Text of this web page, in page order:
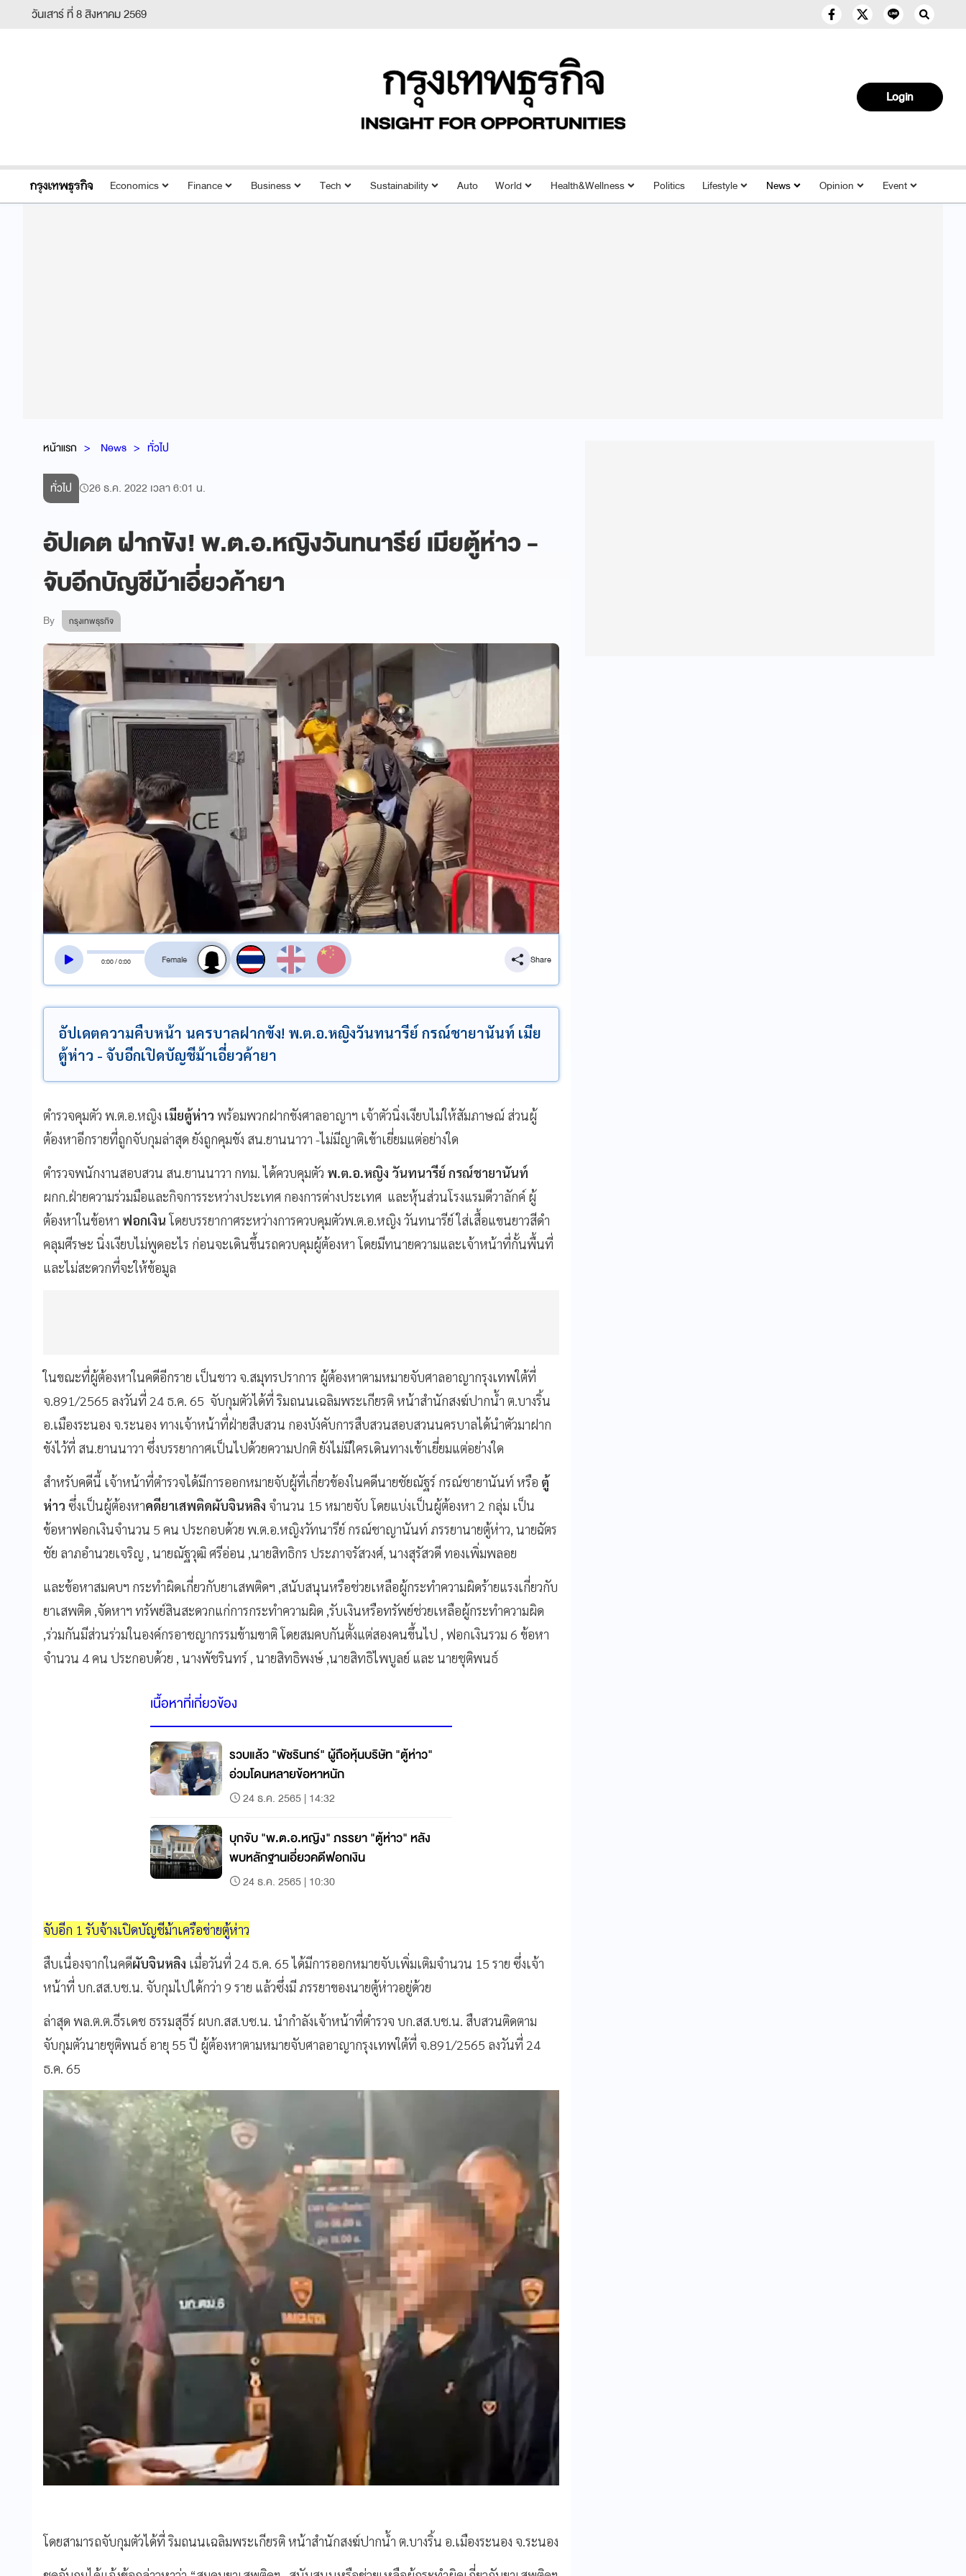
วันเสาร์ ที่ 8 สิงหาคม 2569
Login
Economics Finance Business Tech Sustainability Auto World Health&Wellness Politics Lifestyle News Opinion Event
หน้าแรก News ทั่วไป
ทั่วไป 26 ธ.ค. 2022 เวลา 6:01 น.
อัปเดต ฝากขัง! พ.ต.อ.หญิงวันทนารีย์ เมียตู้ห่าว -
จับอีกบัญชีม้าเอี่ยวค้ายา
By กรุงเทพธุรกิจ
0:00/0:00
สลับเสียงอ่าน
Share
อัปเดตความคืบหน้า นครบาลฝากขัง! พ.ต.อ.หญิงวันทนารีย์ กรณ์ชายานันท์ เมีย
ตู้ห่าว - จับอีกเปิดบัญชีม้าเอี่ยวค้ายา
ตำรวจคุมตัว พ.ต.อ.หญิง เมียตู้ห่าว พร้อมพวกฝากขังศาลอาญาฯ เจ้าตัวนิ่งเงียบไม่ให้สัมภาษณ์ ส่วนผู้
ต้องหาอีกรายที่ถูกจับกุมล่าสุด ยังถูกคุมขัง สน.ยานนาวา -ไม่มีญาติเข้าเยี่ยมแต่อย่างใด
ตำรวจพนักงานสอบสวน สน.ยานนาวา กทม. ได้ควบคุมตัว พ.ต.อ.หญิง วันทนารีย์ กรณ์ชายานันท์
ผกก.ฝ่ายความร่วมมือและกิจการระหว่างประเทศ กองการต่างประเทศ และหุ้นส่วนโรงแรมดีวาลักค์ ผู้
ต้องหาในข้อหา ฟอกเงินโดยบรรยากาศระหว่างการควบคุมตัวพ.ต.อ.หญิง วันทนารีย์ ใส่เสื้อแขนยาวสีดำ
คลุมศีรษะ นิ่งเงียบไม่พูดอะไร ก่อนจะเดินขึ้นรถควบคุมผู้ต้องหา โดยมีทนายความและเจ้าหน้าที่กั้นพื้นที่
และไม่สะดวกที่จะให้ข้อมูล
ในขณะที่ผู้ต้องหาในคดีอีกราย เป็นชาว จ.สมุทรปราการ ผู้ต้องหาตามหมายจับศาลอาญากรุงเทพใต้ที่
จ.891/2565 ลงวันที่ 24 ธ.ค. 65 จับกุมตัวได้ที่ ริมถนนเฉลิมพระเกียรติ หน้าสำนักสงฆ์ปากน้ำ ต.บางริ้น
อ.เมืองระนอง จ.ระนอง ทางเจ้าหน้าที่ฝ่ายสืบสวน กองบังคับการสืบสวนสอบสวนนครบาลได้นำตัวมาฝาก
ขังไว้ที่ สน.ยานนาวา ซึ่งบรรยากาศเป็นไปด้วยความปกติ ยังไม่มีใครเดินทางเข้าเยี่ยมแต่อย่างใด
สำหรับคดีนี้ เจ้าหน้าที่ตำรวจได้มีการออกหมายจับผู้ที่เกี่ยวข้องในคดีนายชัยณัฐร์ กรณ์ชายานันท์ หรือ ตู้
ห่าว ซึ่งเป็นผู้ต้องหาคดียาเสพติดผับจินหลิง จำนวน 15 หมายจับ โดยแบ่งเป็นผู้ต้องหา 2 กลุ่ม เป็น
ข้อหาฟอกเงินจำนวน 5 คน ประกอบด้วย พ.ต.อ.หญิงวัทนารีย์ กรณ์ชาญานันท์ ภรรยานายตู้ห่าว, นายฉัตร
ชัย ลาภอำนวยเจริญ , นายณัฐวุฒิ ศรีอ่อน ,นายสิทธิกร ประภาจรัสวงศ์, นางสุรัสวดี ทองเพิ่มพลอย
และข้อหาสมคบฯ กระทำผิดเกี่ยวกับยาเสพติดฯ ,สนับสนุนหรือช่วยเหลือผู้กระทำความผิดร้ายแรงเกี่ยวกับ
ยาเสพติด ,จัดหาฯ ทรัพย์สินสะดวกแก่การกระทำความผิด ,รับเงินหรือทรัพย์ช่วยเหลือผู้กระทำความผิด
,ร่วมกันมีส่วนร่วมในองค์กรอาชญากรรมข้ามขาติ โดยสมคบกันตั้งแต่สองคนขึ้นไป , ฟอกเงินรวม 6 ข้อหา
จำนวน 4 คน ประกอบด้วย , นางพัชรินทร์ , นายสิทธิพงษ์ ,นายสิทธิไพบูลย์ และ นายชุติพนธ์
เนื้อหาที่เกี่ยวข้อง
รวบแล้ว "พัชรินทร์" ผู้ถือหุ้นบริษัท "ตู้ห่าว"
อ่วมโดนหลายข้อหาหนัก
24 ธ.ค. 2565 | 14:32
บุกจับ "พ.ต.อ.หญิง" ภรรยา "ตู้ห่าว" หลัง
พบหลักฐานเอี่ยวคดีฟอกเงิน
24 ธ.ค. 2565 | 10:30
จับอีก 1 รับจ้างเปิดบัญชีม้าเครือข่ายตู้ห่าว
สืบเนื่องจากในคดีผับจินหลิง เมื่อวันที่ 24 ธ.ค. 65 ได้มีการออกหมายจับเพิ่มเติมจำนวน 15 ราย ซึ่งเจ้า
หน้าที่ บก.สส.บช.น. จับกุมไปได้กว่า 9 ราย แล้วซึ่งมี ภรรยาของนายตู้ห่าวอยู่ด้วย
ล่าสุด พล.ต.ต.ธีรเดช ธรรมสุธีร์ ผบก.สส.บช.น. นำกำลังเจ้าหน้าที่ตำรวจ บก.สส.บช.น. สืบสวนติดตาม
จับกุมตัวนายชุติพนธ์ อายุ 55 ปี ผู้ต้องหาตามหมายจับศาลอาญากรุงเทพใต้ที่ จ.891/2565 ลงวันที่ 24
ธ.ค. 65
โดยสามารถจับกุมตัวได้ที่ ริมถนนเฉลิมพระเกียรติ หน้าสำนักสงฆ์ปากน้ำ ต.บางริ้น อ.เมืองระนอง จ.ระนอง